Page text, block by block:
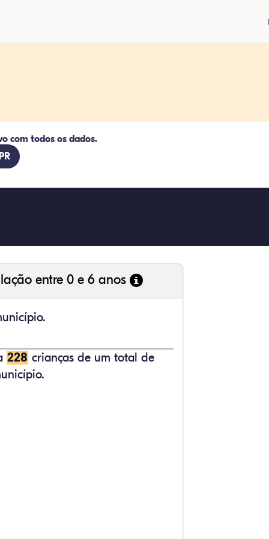
com todos os dados.
entre 0 e 6 anos
228 crianças de um total de